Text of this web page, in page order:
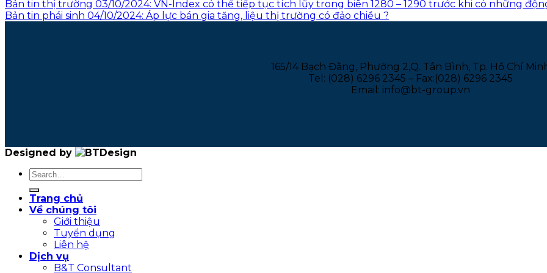
Bản tin thị trường 03/10/2024: VN-Index có thể tiếp tục tích lũy trong biên 1280 – 1290 trước khi có những
Bản tin phái sinh 04/10/2024: Áp lực bán gia tăng, liệu thị trường có đảo chiều ?
165/14 Bạch Đằng, Phường 2,Q. Tân Bình, Tp. Hồ Chí
Tel: (028) 6296 2345 – Fax:(028) 6296 2345
Email: info@bt-group.vn
Designed by
Trang chủ
Về chúng tôi
Giới thiệu
Tuyển dụng
Liên hệ
Dịch vụ
B&T Consultant